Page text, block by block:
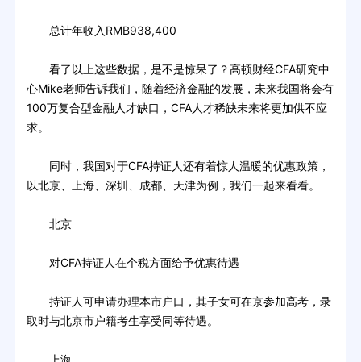
总计年收入RMB938,400
看了以上这些数据，是不是惊呆了？高顿财经CFA研究中
心Mike老师告诉我们，随着经济金融的发展，未来我国将会有
100万复合型金融人才缺口，CFA人才稀缺未来将更加供不应
求。
同时，我国对于CFA持证人还有着惊人温暖的优惠政策，
以北京、上海、深圳、成都、天津为例，我们一起来看看。
北京
对CFA持证人在个税方面给予优惠待遇
持证人可申请办理本市户口，其子女可在京参加高考，录
取时与北京市户籍考生享受同等待遇。
上海